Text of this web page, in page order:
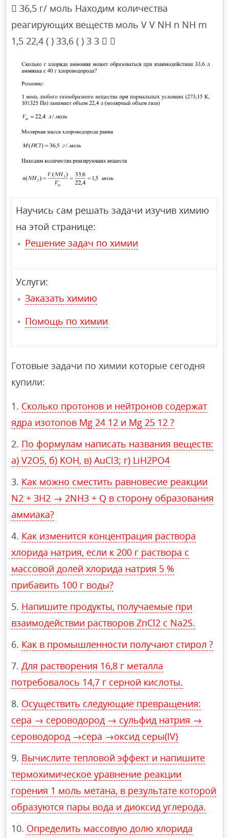
 36,5 г/ моль Находим количества
реагирующих веществ моль V V NH n NH m
1,5 22,4 ( ) 33,6 ( ) 3 3  
Научись сам решать задачи изучив химию
на этой странице:
Решение задач по химии
Услуги:
Заказать химию
Помощь по химии
Готовые задачи по химии которые сегодня
купили:
Сколько протонов и нейтронов содержат
ядра изотопов Mg 24 12 и Mg 25 12 ?
По формулам написать названия веществ:
а) V2O5, б) KOH, в) AuCl3; г) LiH2PO4
Как можно сместить равновесие реакции
N2 + 3H2 → 2NH3 + Q в сторону образования
аммиака?
Как изменится концентрация раствора
хлорида натрия, если к 200 г раствора с
массовой долей хлорида натрия 5 %
прибавить 100 г воды?
Напишите продукты, получаемые при
взаимодействии растворов ZnCl2 с Na2S.
Как в промышленности получают стирол ?
Для растворения 16,8 г металла
потребовалось 14,7 г серной кислоты.
Осуществить следующие превращения:
сера → сероводород → сульфид натрия →
сероводород →сера →оксид серы(IV)
Вычислите тепловой эффект и напишите
термохимическое уравнение реакции
горения 1 моль метана, в результате которой
образуются пары вода и диоксид углерода.
Определить массовую долю хлорида